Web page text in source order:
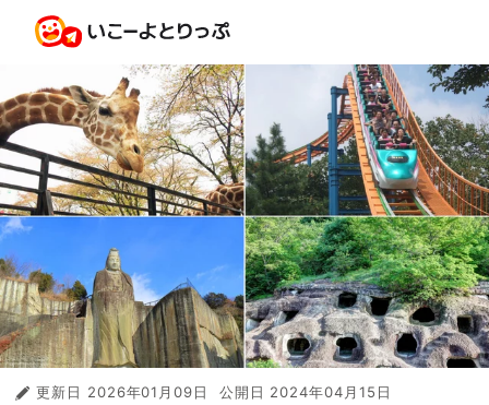
更新日 2026年01月09日 公開日 2024年04月15日